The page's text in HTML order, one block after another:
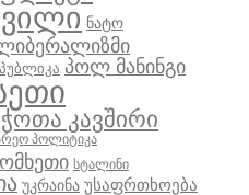
ნატო
პოლ მანინგი
კავშირი
პოლიტიკა
სტალინი
უკრაინა უსაფრთხოება